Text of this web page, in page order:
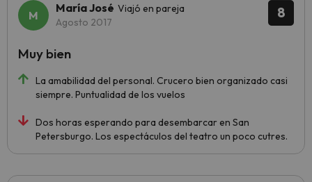
8
María José Viajó en pareja
Agosto 2017
La amabilidad del personal. Crucero bien organizado casi
siempre. Puntualidad de los vuelos
Dos horas esperando para desembarcar en San
Petersburgo. Los espectáculos del teatro un poco cutres.
Muy bien